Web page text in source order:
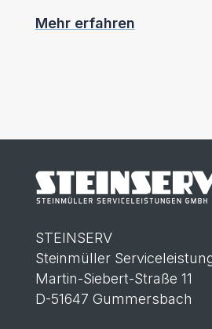
Mehr erfahren
STEINSERV
Steinmüller
Martin-Siebert-Straße 11
D-51647 Gummersbach